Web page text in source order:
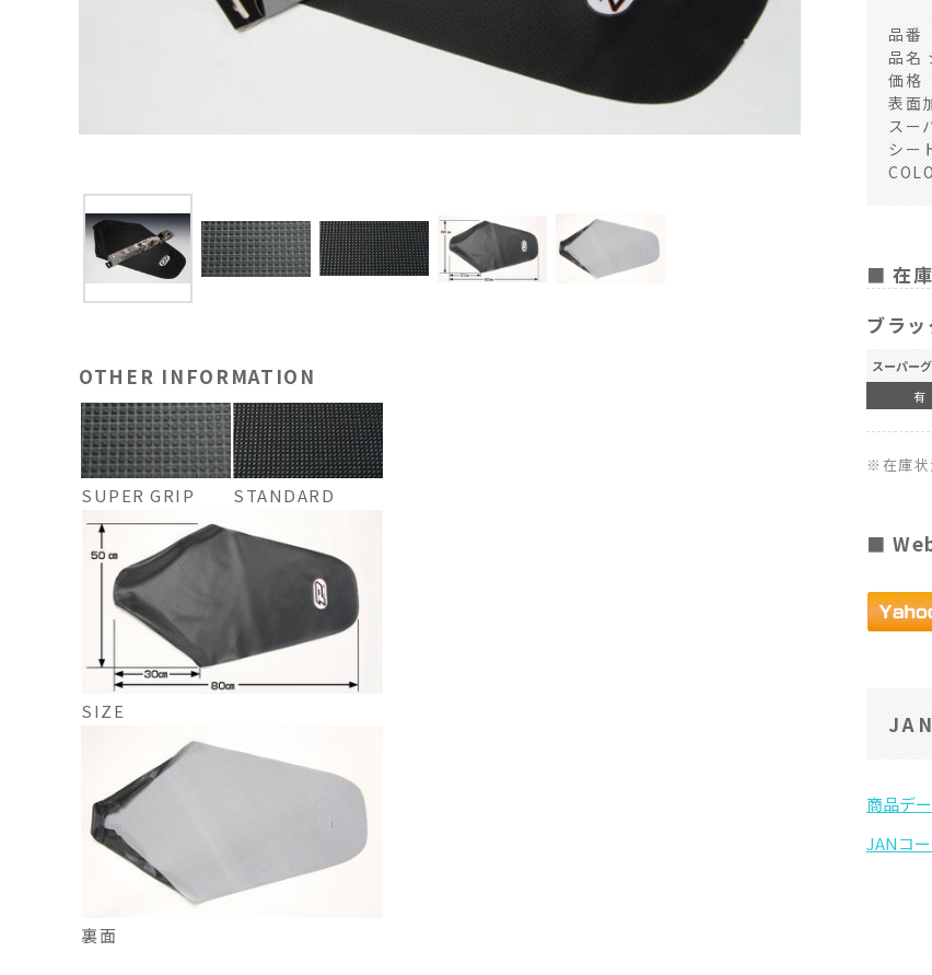
スーパーグリ
品番
品名
価格
表面
スー
シー
■ 在
ブラッ
スーパー
有
※在庫状
■
OTHER INFORMATION
SUPER GRIP STANDARD
SIZE
裏面